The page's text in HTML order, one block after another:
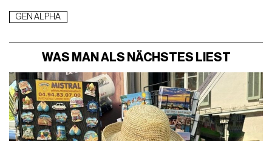
GEN ALPHA
WAS MAN ALS NÄCHSTES LIEST